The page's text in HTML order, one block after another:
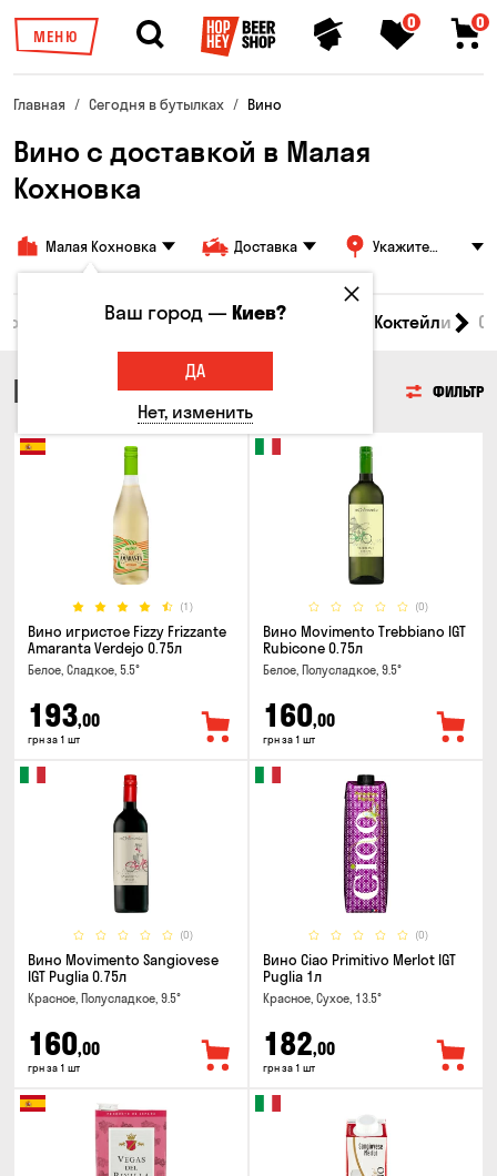
МЕНЮ
0 0
Главная Сегодня в бутылках Вино
Вино с доставкой в Малая
Кохновка
Малая Кохновка Доставка
Укажите
Пиво Сидр Вино Коктейли
ВИНО ФИЛЬТР
(1)
Вино игристое Fizzy Frizzante
Amaranta Verdejo 0.75л
Белое, Сладкое, 5.5°
193,00
грн за 1 шт
(0)
Вино Movimento Trebbiano IGT
Rubicone 0.75л
Белое, Полусладкое, 9.5°
160,00
грн за 1 шт
(0)
Вино Movimento Sangiovese
IGT Puglia 0.75л
Красное, Полусладкое, 9.5°
160,00
грн за 1 шт
(0)
Вино Ciao Primitivo Merlot IGT
Puglia 1л
Красное, Сухое, 13.5°
182,00
грн за 1 шт
Ваш город —Киев?
ДА
Нет, изменить